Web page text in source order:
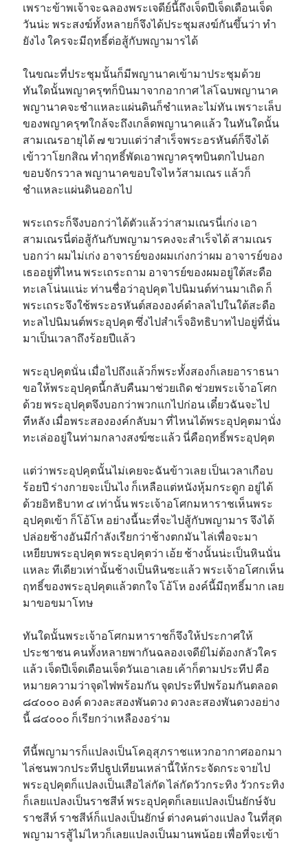
เพราะข้าพเจ้าจะฉลองพระเจดีย์นี้ถึงเจ็ดปีเจ็ดเดือนเจ็ด
วันน่ะ พระสงฆ์ทั้งหลายก็จึงได้ประชุมสงฆ์กันขึ้นว่า ทำ
ยังไง ใครจะมีฤทธิ์ต่อสู้กับพญามารได้
ในขณะที่ประชุมนั้นก็มีพญานาคเข้ามาประชุมด้วย
ทันใดนั้นพญาครุฑก็บินมาจากอากาศ ไล่โฉบพญานาค
พญานาคจะชำแหละแผ่นดินก็ชำแหละไม่ทัน เพราะเล็บ
ของพญาครุฑใกล้จะถึงเกล็ดพญานาคแล้ว ในทันใดนั้น
สามเณรอายุได้ ๗ ขวบแต่ว่าสำเร็จพระอรหันต์ก็จึงได้
เข้าวาโยกสิณ ทำฤทธิ์พัดเอาพญาครุฑบินตกไปนอก
ขอบจักรวาล พญานาคขอบใจไหว้สามเณร แล้วก็
ชำแหละแผ่นดินออกไป
พระเถระก็จึงบอกว่าได้ตัวแล้วว่าสามเณรนี่เก่ง เอา
สามเณรนี่ต่อสู้กันกับพญามารคงจะสำเร็จได้ สามเณร
บอกว่า ผมไม่เก่ง อาจารย์ของผมเก่งกว่าผม อาจารย์ของ
เธออยู่ที่ไหน พระเถระถาม อาจารย์ของผมอยู่ใต้สะดือ
ทะเลโน่นแน่ะ ท่านชื่อว่าอุปคุต ไปนิมนต์ท่านมาเถิด ก็
พระเถระจึงใช้พระอรหันต์สององค์ดำลลไปในใต้สะดือ
ทะลไปนิมนต์พระอุปคุต ซึ่งไปสำเร็จอิทธิบาทไปอยู่ที่นั่น
มาเป็นเวลาถึงร้อยปีแล้ว
พระอุปคุตนั่น เมื่อไปถึงแล้วก็พระทั้งสองก็เลยอาราธนา
ขอให้พระอุปคุตนี้กลับคืนมาช่วยเถิด ช่วยพระเจ้าอโศก
ด้วย พระอุปคุตจึงบอกว่าพวกแกไปก่อน เดี๋ยวฉันจะไป
ทีหลัง เมื่อพระสององค์กลับมา ที่ไหนได้พระอุปคุตมานั่ง
ทะเล่ออยู่ในท่ามกลางสงฆ์ซะแล้ว นี่คือฤทธิ์พระอุปคุต
แต่ว่าพระอุปคุตนั้นไม่เคยจะฉันข้าวเลย เป็นเวลาเกือบ
ร้อยปี ร่างกายจะเป็นไง ก็เหลือแต่หนังหุ้มกระดูก อยู่ได้
ด้วยอิทธิบาท ๔ เท่านั้น พระเจ้าอโศกมหาราชเห็นพระ
อุปคุตเข้า ก็โอ้โห อย่างนี้นะที่จะไปสู้กับพญามาร จึงได้
ปล่อยช้างอันมีกำลังเรียกว่าช้างตกมัน ไล่เพื่อจะมา
เหยียบพระอุปคุต พระอุปคุตว่า เอ้ย ช้างนั้นน่ะเป็นหินนั่น
แหละ ทีเดียวเท่านั้นช้างเป็นหินซะแล้ว พระเจ้าอโศกเห็น
ฤทธิ์ของพระอุปคุตแล้วตกใจ โอ้โห องค์นี้มีฤทธิ์มาก เลย
มาขอขมาโทษ
ทันใดนั้นพระเจ้าอโศกมหาราชก็จึงให้ประกาศให้
ประชาชน คนทั้งหลายพากันฉลองเจดีย์ไม่ต้องกลัวใคร
แล้ว เจ็ดปีเจ็ดเดือนเจ็ดวันเอาเลย เค้าก็ตามประทีป คือ
หมายความว่าจุดไฟพร้อมกัน จุดประทีปพร้อมกันตลอด
๘๔๐๐๐ องค์ ดวงละสองพันดวง ดวงละสองพันดวงอย่าง
นี้ ๘๔๐๐๐ ก็เรียกว่าเหลืองอร่าม
ทีนี้พญามารก็แปลงเป็นโคอุสุภราชแหวกอากาศออกมา
ไล่ชนพวกประทีปธูปเทียนเหล่านี้ให้กระจัดกระจายไป
พระอุปคุตก็แปลงเป็นเสือไล่กัด ไล่กัดวัวกระทิง วัวกระทิง
ก็เลยแปลงเป็นราชสีห์ พระอุปคุตก็เลยแปลงเป็นยักษ์จับ
ราชสีห์ ราชสีห์ก็แปลงเป็นยักษ์ ต่างคนต่างแปลง ในที่สุด
พญามารสู้ไม่ไหวก็เลยแปลงเป็นมานพน้อย เพื่อที่จะเข้า